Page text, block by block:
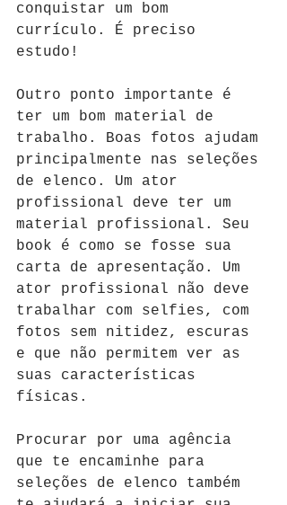
conquistar um bom
currículo. É preciso
estudo!
Outro ponto importante é
ter um bom material de
trabalho. Boas fotos ajudam
principalmente nas seleções
de elenco. Um ator
profissional deve ter um
material profissional. Seu
book é como se fosse sua
carta de apresentação. Um
ator profissional não deve
trabalhar com selfies, com
fotos sem nitidez, escuras
e que não permitem ver as
suas características
físicas.
Procurar por uma agência
que te encaminhe para
seleções de elenco também